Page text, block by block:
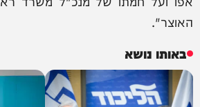
האוצר".
באותו נושא